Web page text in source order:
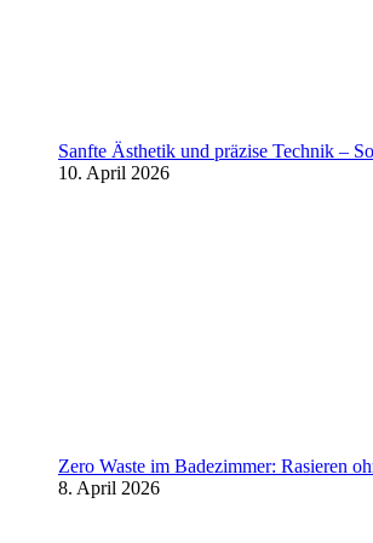
Sanfte Ästhetik und präzise Technik –
10. April 2026
Zero Waste im Badezimmer: Rasieren
8. April 2026